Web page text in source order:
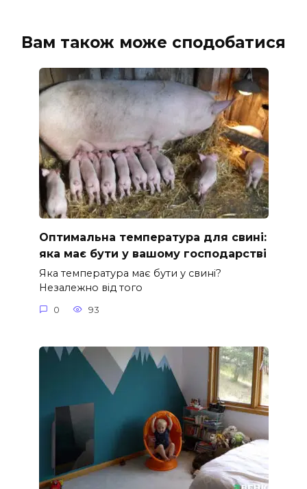
Вам також може сподобатися
Оптимальна температура для свині:
яка має бути у вашому господарстві
Яка температура має бути у свині?
Незалежно від того
0 93